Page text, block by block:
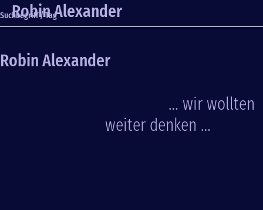
Robin Alexander
Suchbegriff / Tag
Robin Alexander
… wir wollten
weiter denken …